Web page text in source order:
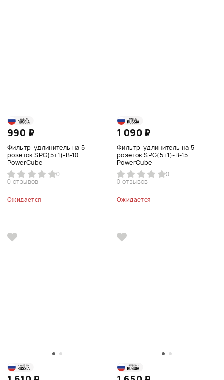
990 ₽
Фильтр-удлинитель на 5
розеток SPG(5+1)-B-10
PowerCube
0
0 отзывов
Ожидается
1 090 ₽
Фильтр-удлинитель на 5
розеток SPG(5+1)-B-15
PowerCube
0
0 отзывов
Ожидается